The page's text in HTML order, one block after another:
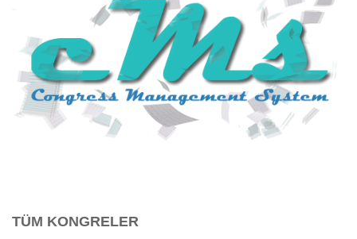
TÜM KONGRELER